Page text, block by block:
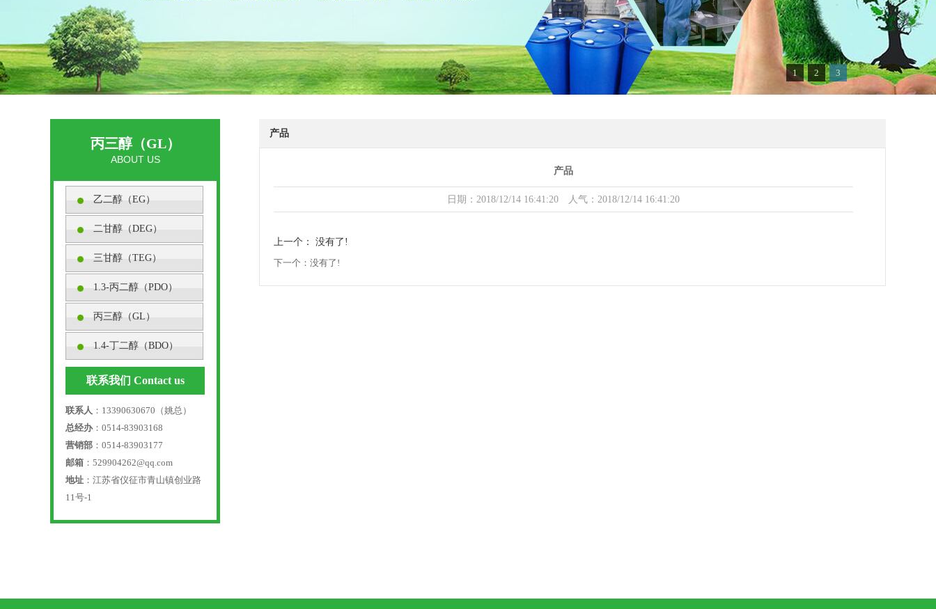
1 2 3
丙三醇（GL）
ABOUT US
乙二醇（EG）
二甘醇（DEG）
三甘醇（TEG）
1.3-丙二醇（PDO）
丙三醇（GL）
1.4-丁二醇（BDO）
联系我们 Contact us
联系人 ：13390630670（姚总）
总经办：0514-83903168
营销部 ：0514-83903177
邮箱 ：529904262@qq.com
地址 ：江苏省仪征市青山镇创业路
11号-1
产品
产品
日期：2018/12/14 16:41:20 人气：2018/12/14 16:41:20
上一个： 没有了!
下一个：没有了!